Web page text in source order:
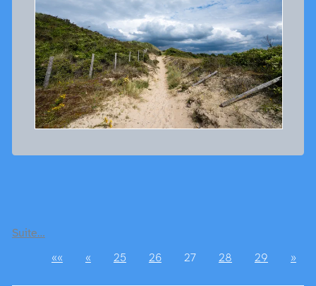
Suite…
«« « 25 26 27 28 29 »